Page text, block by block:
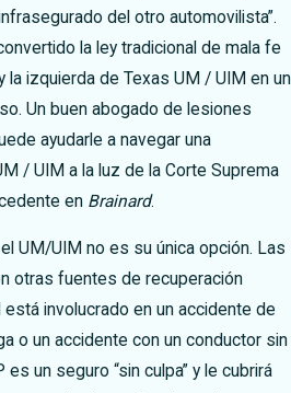
del otro automovilista”.
la ley tradicional de mala fe
la izquierda de Texas UM / UIM en un
Un buen abogado de lesiones
ayudarle a navegar una
/ UIM a la luz de la Corte Suprema
en Brainard.
UM/UIM no es su única opción. Las
otras fuentes de recuperación
involucrado en un accidente de
o un accidente con un conductor sin
es un seguro “sin culpa” y le cubrirá